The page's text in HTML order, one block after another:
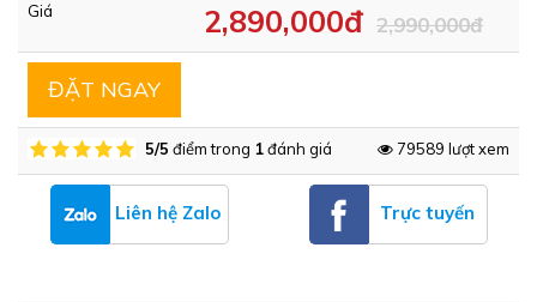
Giá 2,890,000đ 2,990,000đ
ĐẶT NGAY
5/5 điểm trong 1đánh giá 79589 lượt xem
Liên hệ Zalo Trực tuyến